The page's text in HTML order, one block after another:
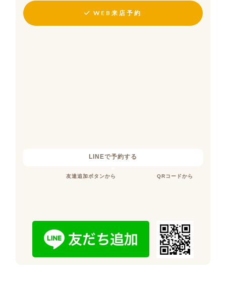
WEB来店予約
LINEで予約する
友達追加ボタンから QRコードから